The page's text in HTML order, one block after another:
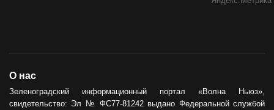
О нас
Зеленоградский информационный портал «Волна Ньюз»,
свидетельство: Эл № ФС77-81242 выдано Федеральной службой